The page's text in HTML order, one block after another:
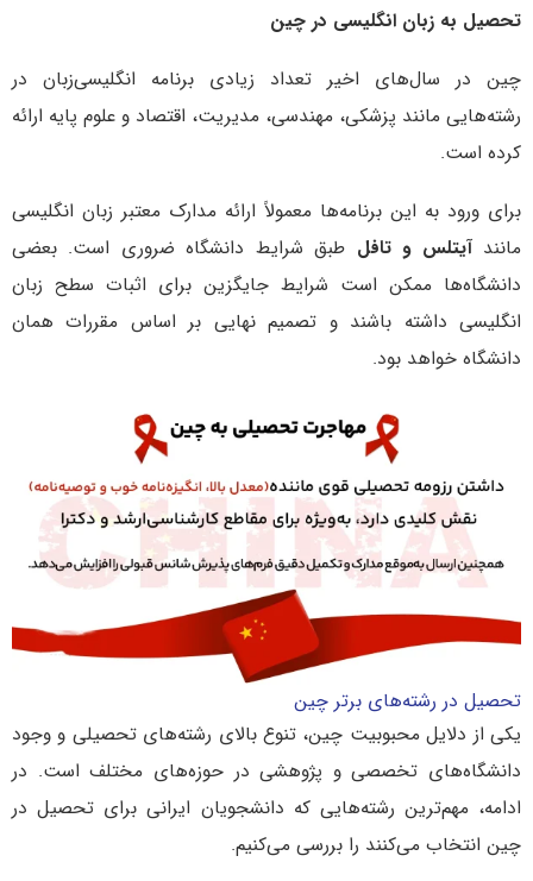
تحصیل به زبان انگلیسی در چین
چین در سال‌های اخیر تعداد زیادی برنامه انگلیسی‌زبان در
رشته‌هایی مانند پزشکی، مهندسی، مدیریت، اقتصاد و علوم پایه ارائه
کرده است.
برای ورود به این برنامه‌ها معمولاً ارائه مدارک معتبر زبان انگلیسی
مانندآیتلس و تافل طبق شرایط دانشگاه ضروری است. بعضی
دانشگاه‌ها ممکن است شرایط جایگزین برای اثبات سطح زبان
انگلیسی داشته باشند و تصمیم نهایی بر اساس مقررات همان
دانشگاه خواهد بود.
تحصیل در رشته‌های برتر چین
یکی از دلایل محبوبیت چین، تنوع بالای رشته‌های تحصیلی و وجود
دانشگاه‌های تخصصی و پژوهشی در حوزه‌های مختلف است. در
ادامه، مهم‌ترین رشته‌هایی که دانشجویان ایرانی برای تحصیل در
چین انتخاب می‌کنند را بررسی می‌کنیم.